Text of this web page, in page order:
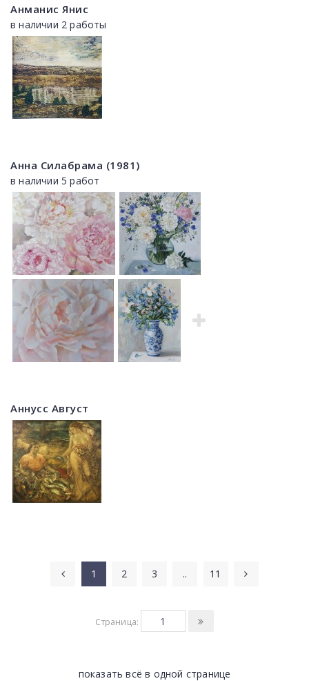
Анманис Янис
в наличии 2 работы
Анна Силабрама (1981)
в наличии 5 работ
Аннусс Август
1 2 3 .. 11
Страница:
показать всё в одной странице